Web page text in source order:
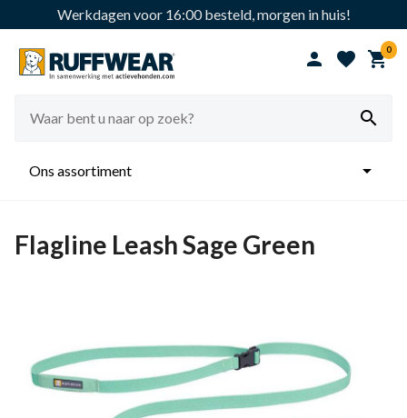
Werkdagen voor 16:00 besteld, morgen in huis!
  0

Ons assortiment 
Flagline Leash Sage Green